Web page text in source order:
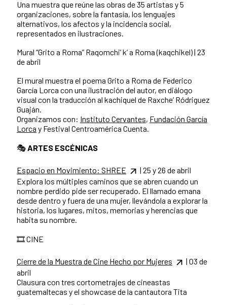
Una muestra que reúne las obras de 35 artistas y 5
organizaciones, sobre la fantasía, los lenguajes
alternativos, los afectos y la incidencia social,
representados en ilustraciones.
Mural “Grito a Roma” Raqomchi’ k’ a Roma (kaqchikel) | 23
de abril
El mural muestra el poema Grito a Roma de Federico
García Lorca con una ilustración del autor, en diálogo
visual con la traducción al kachiquel de Raxche’ Ródriguez
Guaján.
Organizamos con: Instituto Cervantes, Fundación García
Lorca y Festival Centroamérica Cuenta.
🎭ARTES ESCÉNICAS
Espacio en Movimiento: SHREE
| 25 y 26 de abril
Explora los múltiples caminos que se abren cuando un
nombre perdido pide ser recuperado. El llamado emana
desde dentro y fuera de una mujer, llevándola a explorar la
historia, los lugares, mitos, memorias y herencias que
habita su nombre.
🎞️ CINE
Cierre de la Muestra de Cine Hecho por Mujeres
| 03 de
abril
Clausura con tres cortometrajes de cineastas
guatemaltecas y el showcase de la cantautora Tita